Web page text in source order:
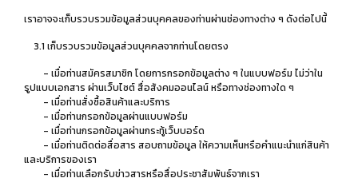
เราอาจจะเก็บรวบรวมข้อมูลส่วนบุคคลของท่านผ่านช่องทางต่าง ๆ ดังต่อไปนี้
3.1 เก็บรวบรวมข้อมูลส่วนบุคคลจากท่านโดยตรง
- เมื่อท่านสมัครสมาชิก โดยการกรอกข้อมูลต่าง ๆ ในแบบฟอร์ม ไม่ว่าใน
รูปแบบเอกสาร ผ่านเว็บไซต์ สื่อสังคมออนไลน์ หรือทางช่องทางใด ๆ
- เมื่อท่านสั่งซื้อสินค้าและบริการ
- เมื่อท่านกรอกข้อมูลผ่านแบบฟอร์ม
- เมื่อท่านกรอกข้อมูลผ่านกระทู้เว็บบอร์ด
- เมื่อท่านติดต่อสื่อสาร สอบถามข้อมูล ให้ความเห็นหรือคำแนะนำแก่สินค้า
และบริการของเรา
- เมื่อท่านเลือกรับข่าวสารหรือสื่อประชาสัมพันธ์จากเรา